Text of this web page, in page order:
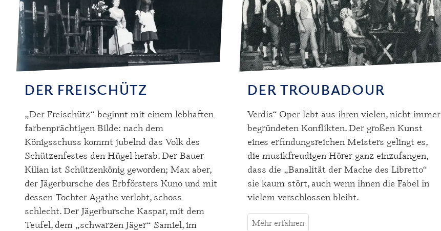
DER FREISCHÜTZ
„Der Freischütz“ beginnt mit einem lebhaften
farbenprächtigen Bilde: nach dem
Königsschuss kommt jubelnd das Volk des
Schützenfestes den Hügel herab. Der Bauer
Kilian ist Schützenkönig geworden; Max aber,
der Jägerbursche des Erbförsters Kuno und mit
dessen Tochter Agathe verlobt, schoss
schlecht. Der Jägerbursche Kaspar, mit dem
Teufel, dem „schwarzen Jäger“ Samiel, im
DER TROUBADOUR
Verdis“ Oper lebt aus ihren vielen, nicht immer
begründeten Konflikten. Der großen Kunst
eines erfindungsreichen Meisters gelingt es,
die musikfreudigen Hörer ganz einzufangen,
dass die „Banalität der Mache des Libretto“
sie kaum stört, auch wenn ihnen die Fabel in
vielem verschlossen bleibt.
Mehr erfahren